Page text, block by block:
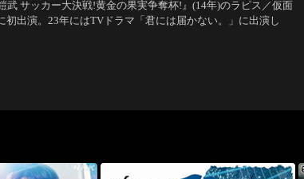
武 サッカー大決戦!黄金の果実争奪杯!』(14年)のラピス／仮面
出演。23年にはTVドラマ「君には届かない。」に出演し